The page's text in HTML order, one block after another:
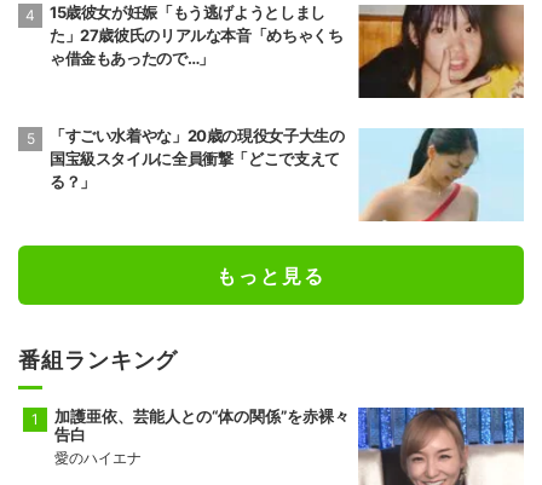
15歳彼女が妊娠「もう逃げようとしまし
た」27歳彼氏のリアルな本音「めちゃくち
ゃ借金もあったので…」
「すごい水着やな」20歳の現役女子大生の
国宝級スタイルに全員衝撃「どこで支えて
る？」
もっと見る
番組ランキング
加護亜依、芸能人との“体の関係”を赤裸々
告白
愛のハイエナ